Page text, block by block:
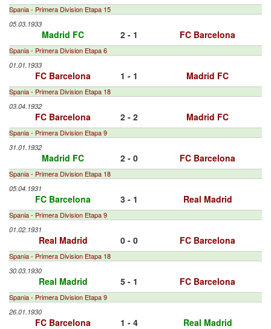
Spania - Primera Division Etapa 15
05.03.1933
Madrid FC 2 - 1 FC Barcelona
Spania - Primera Division Etapa 6
01.01.1933
FC Barcelona 1 - 1 Madrid FC
Spania - Primera Division Etapa 18
03.04.1932
FC Barcelona 2 - 2 Madrid FC
Spania - Primera Division Etapa 9
31.01.1932
Madrid FC 2 - 0 FC Barcelona
Spania - Primera Division Etapa 18
05.04.1931
FC Barcelona 3 - 1 Real Madrid
Spania - Primera Division Etapa 9
01.02.1931
Real Madrid 0 - 0 FC Barcelona
Spania - Primera Division Etapa 18
30.03.1930
Real Madrid 5 - 1 FC Barcelona
Spania - Primera Division Etapa 9
26.01.1930
FC Barcelona 1 - 4 Real Madrid